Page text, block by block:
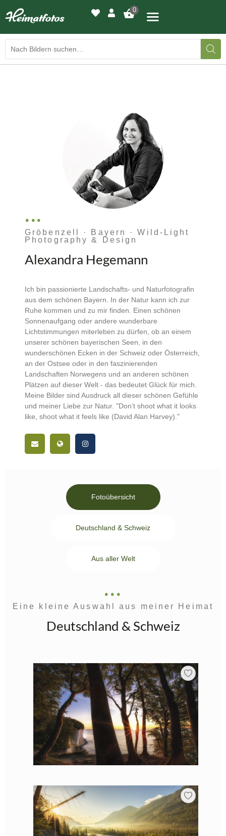
0
LED-LEUCHTBILDER
WIR DRUCKEN IHR BILD
AUSSTELLUNGEN
HEIMATLICHTER
Gröbenzell · Bayern · Wild-Light
Photography & Design
Alexandra Hegemann
Ich bin passionierte Landschafts- und Naturfotografin
aus dem schönen Bayern. In der Natur kann ich zur
Ruhe kommen und zu mir finden. Einen schönen
Sonnenaufgang oder andere wunderbare
Lichtstimmungen miterleben zu dürfen, ob an einem
unserer schönen bayerischen Seen, in den
wunderschönen Ecken in der Schweiz oder Österreich,
an der Ostsee oder in den faszinierenden
Landschaften Norwegens und an anderen schönen
Plätzen auf dieser Welt - das bedeutet Glück für mich.
Meine Bilder sind Ausdruck all dieser schönen Gefühle
und meiner Liebe zur Natur. "Don’t shoot what it looks
like, shoot what it feels like (David Alan Harvey)."
Fotoübersicht
Deutschland & Schweiz
Aus aller Welt
Eine kleine Auswahl aus meiner Heimat
Deutschland & Schweiz